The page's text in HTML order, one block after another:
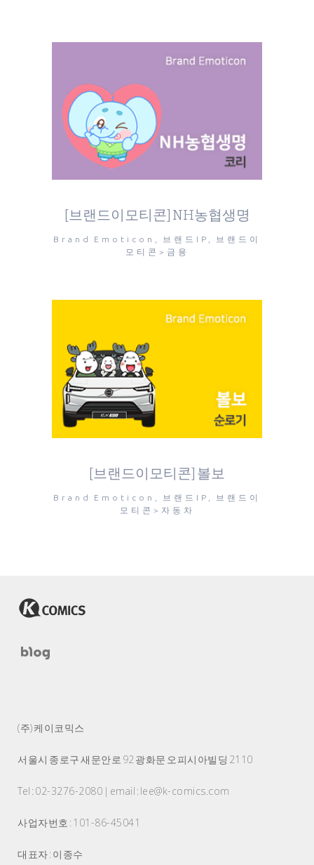
[브랜드이모티콘] NH농협생명
Brand Emoticon, 브랜드IP, 브랜드이
모티콘>금융
[브랜드이모티콘] 볼보
Brand Emoticon, 브랜드IP, 브랜드이
모티콘>자동차
(주) 케이코믹스
서울시 종로구 새문안로 92 광화문 오피시아빌딩 2110
Tel : 02-3276-2080 | email : lee@k-comics.com
사업자번호 : 101-86-45041
대표자 : 이종수